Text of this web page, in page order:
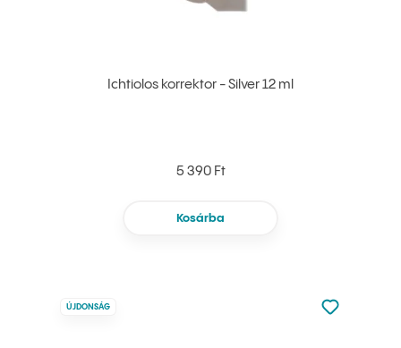
Ichtiolos korrektor - Silver 12 ml
5 390 Ft
Kosárba
ÚJDONSÁG
Nincsen
Hozzáadás